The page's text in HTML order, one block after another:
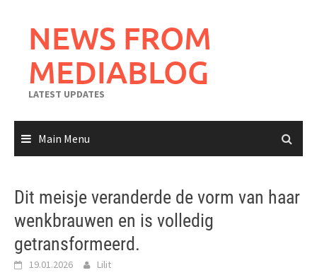
contentNEWS FROM
MEDIABLOG
LATEST UPDATES
Main Menu
Dit meisje veranderde de vorm van haar
wenkbrauwen en is volledig
getransformeerd.
19.01.2026 Lilit